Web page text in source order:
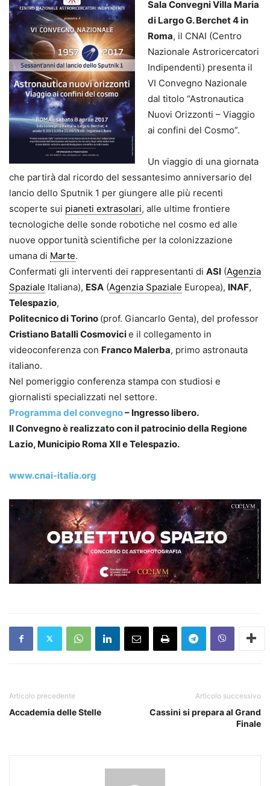
Sala Convegni Villa Maria
di Largo G. Berchet 4 in
Roma, il CNAI (Centro
Nazionale Astroricercatori
Indipendenti) presenta il
VI Convegno Nazionale
dal titolo “Astronautica
Nuovi Orizzonti – Viaggio
ai confini del Cosmo”.
Un viaggio di una giornata
che partirà dal ricordo del sessantesimo anniversario del
lancio dello Sputnik 1 per giungere alle più recenti
scoperte sui pianeti extrasolari, alle ultime frontiere
tecnologiche delle sonde robotiche nel cosmo ed alle
nuove opportunità scientifiche per la colonizzazione
umana di Marte.
Confermati gli interventi dei rappresentanti di ASI (Agenzia
Spaziale Italiana), ESA (Agenzia Spaziale Europea), INAF,
Telespazio,
Politecnico di Torino (prof. Giancarlo Genta), del professor
Cristiano Batalli Cosmovicie il collegamento in
videoconferenza con Franco Malerba, primo astronauta
italiano.
Nel pomeriggio conferenza stampa con studiosi e
giornalisti specializzati nel settore.
Programma del convegno– Ingresso libero.
Il Convegno è realizzato con il patrocinio della Regione
Lazio, Municipio Roma XII e Telespazio.
www.cnai-italia.org
Articolo precedente
Accademia delle Stelle
Articolo successivo
Cassini si prepara al Grand
Finale